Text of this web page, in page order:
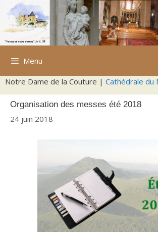
Aller
contenu
Menu
Notre Dame de la Couture | Cathédrale du
Organisation des messes été 2018
24 juin 2018